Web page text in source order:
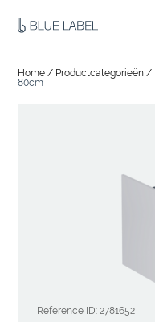
Home / Productcategorieën /
80cm
Reference ID: 2781652